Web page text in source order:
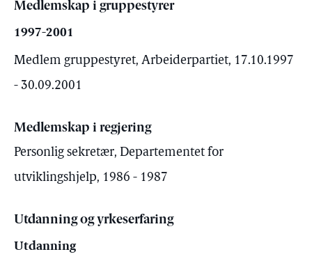
Medlemskap i gruppestyrer
1997-2001
Medlem gruppestyret, Arbeiderpartiet, 17.10.1997
- 30.09.2001
Medlemskap i regjering
Personlig sekretær, Departementet for
utviklingshjelp, 1986 - 1987
Utdanning og yrkeserfaring
Utdanning